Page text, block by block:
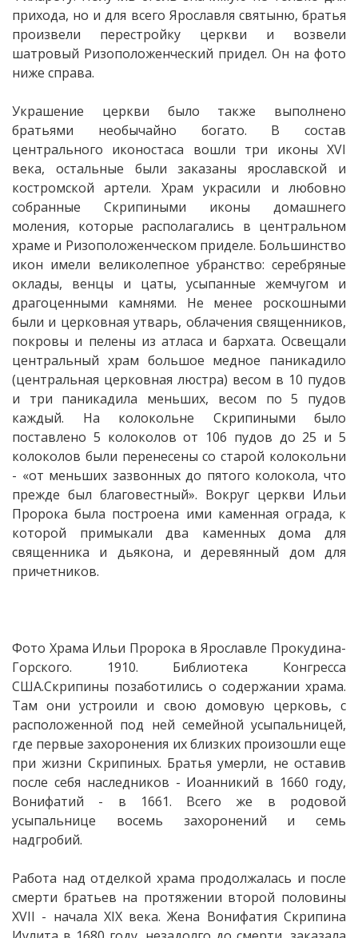
прихода, но и для всего Ярославля святыню, братья
произвели перестройку церкви и возвели
шатровый Ризоположенческий придел. Он на фото
ниже справа.
Украшение церкви было также выполнено
братьями необычайно богато. В состав
центрального иконостаса вошли три иконы XVI
века, остальные были заказаны ярославской и
костромской артели. Храм украсили и любовно
собранные Скрипиными иконы домашнего
моления, которые располагались в центральном
храме и Ризоположенческом приделе. Большинство
икон имели великолепное убранство: серебряные
оклады, венцы и цаты, усыпанные жемчугом и
драгоценными камнями. Не менее роскошными
были и церковная утварь, облачения священников,
покровы и пелены из атласа и бархата. Освещали
центральный храм большое медное паникадило
(центральная церковная люстра) весом в 10 пудов
и три паникадила меньших, весом по 5 пудов
каждый. На колокольне Скрипиными было
поставлено 5 колоколов от 106 пудов до 25 и 5
колоколов были перенесены со старой колокольни
- «от меньших зазвонных до пятого колокола, что
прежде был благовестный». Вокруг церкви Ильи
Пророка была построена ими каменная ограда, к
которой примыкали два каменных дома для
священника и дьякона, и деревянный дом для
причетников.
Фото Храма Ильи Пророка в Ярославле Прокудина-
Горского. 1910. Библиотека Конгресса
США.Скрипины позаботились о содержании храма.
Там они устроили и свою домовую церковь, с
расположенной под ней семейной усыпальницей,
где первые захоронения их близких произошли еще
при жизни Скрипиных. Братья умерли, не оставив
после себя наследников - Иоанникий в 1660 году,
Вонифатий - в 1661. Всего же в родовой
усыпальнице восемь захоронений и семь
надгробий.
Работа над отделкой храма продолжалась и после
смерти братьев на протяжении второй половины
XVII - начала XIX века. Жена Вонифатия Скрипина